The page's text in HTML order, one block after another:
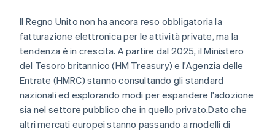
Il Regno Unito non ha ancora reso obbligatoria la
fatturazione elettronica per le attività private, ma la
tendenza è in crescita. A partire dal 2025, il Ministero
del Tesoro britannico (HM Treasury) e l'Agenzia delle
Entrate (HMRC) stanno consultando gli standard
nazionali ed esplorando modi per espandere l'adozione
sia nel settore pubblico che in quello privato.Dato che
altri mercati europei stanno passando a modelli di